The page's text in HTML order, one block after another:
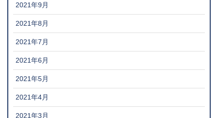
2021年9月
2021年8月
2021年7月
2021年6月
2021年5月
2021年4月
2021年3月